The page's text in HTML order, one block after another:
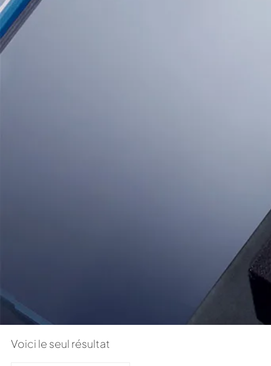
Voici le seul résultat